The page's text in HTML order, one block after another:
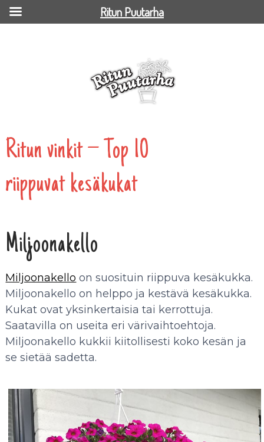
Ritun vinkit – Top 10
riippuvat kesäkukat
Miljoonakello
Miljoonakello on suosituin riippuva kesäkukka.
Miljoonakello on helppo ja kestävä kesäkukka.
Kukat ovat yksinkertaisia tai kerrottuja.
Saatavilla on useita eri värivaihtoehtoja.
Miljoonakello kukkii kiitollisesti koko kesän ja
se sietää sadetta.
Ritun Puutarha